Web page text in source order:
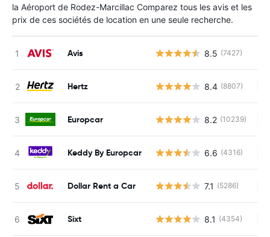
la Aéroport de Rodez-Marcillac Comparez tous les avis et les
prix de ces sociétés de location en une seule recherche.
Avis 8.5 (7427)
Hertz 8.4 (8807)
Europcar 8.2 (10239)
Keddy By Europcar 6.6 (4316)
Dollar Rent a Car 7.1 (5286)
Sixt 8.1 (4354)